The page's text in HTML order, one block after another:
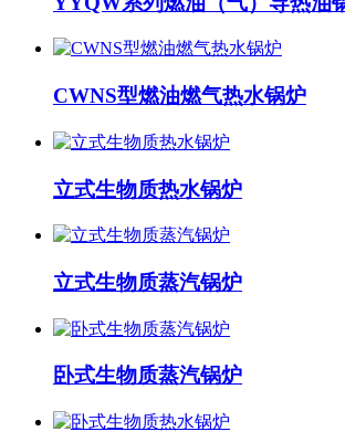
CWNS型燃油燃气热水锅炉
立式生物质热水锅炉
立式生物质蒸汽锅炉
卧式生物质蒸汽锅炉